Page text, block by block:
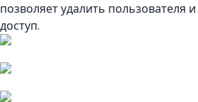
позволяет удалить пользователя
доступ.